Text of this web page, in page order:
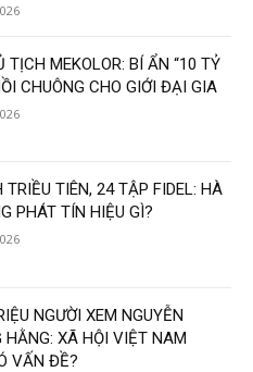
TỊCH MEKOLOR: BÍ ẨN “10 TỶ
CHUÔNG CHO GIỚI ĐẠI GIA
TIÊN, 24 TẬP FIDEL: HÀ
PHÁT TÍN HIỆU GÌ?
NGƯỜI XEM NGUYỄN
HẰNG: XÃ HỘI VIỆT NAM
VẤN ĐỀ?